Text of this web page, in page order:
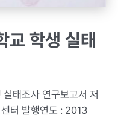
교 학생 실태
태조사 연구보고서 저
터 발행연도 : 2013